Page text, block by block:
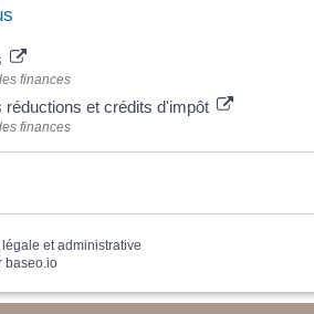
finances
réductions et crédits d'impôt
finances
et administrative
baseo.io